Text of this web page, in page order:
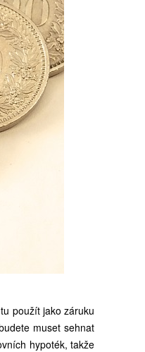
použít jako záruku
muset sehnat
hypoték, takže